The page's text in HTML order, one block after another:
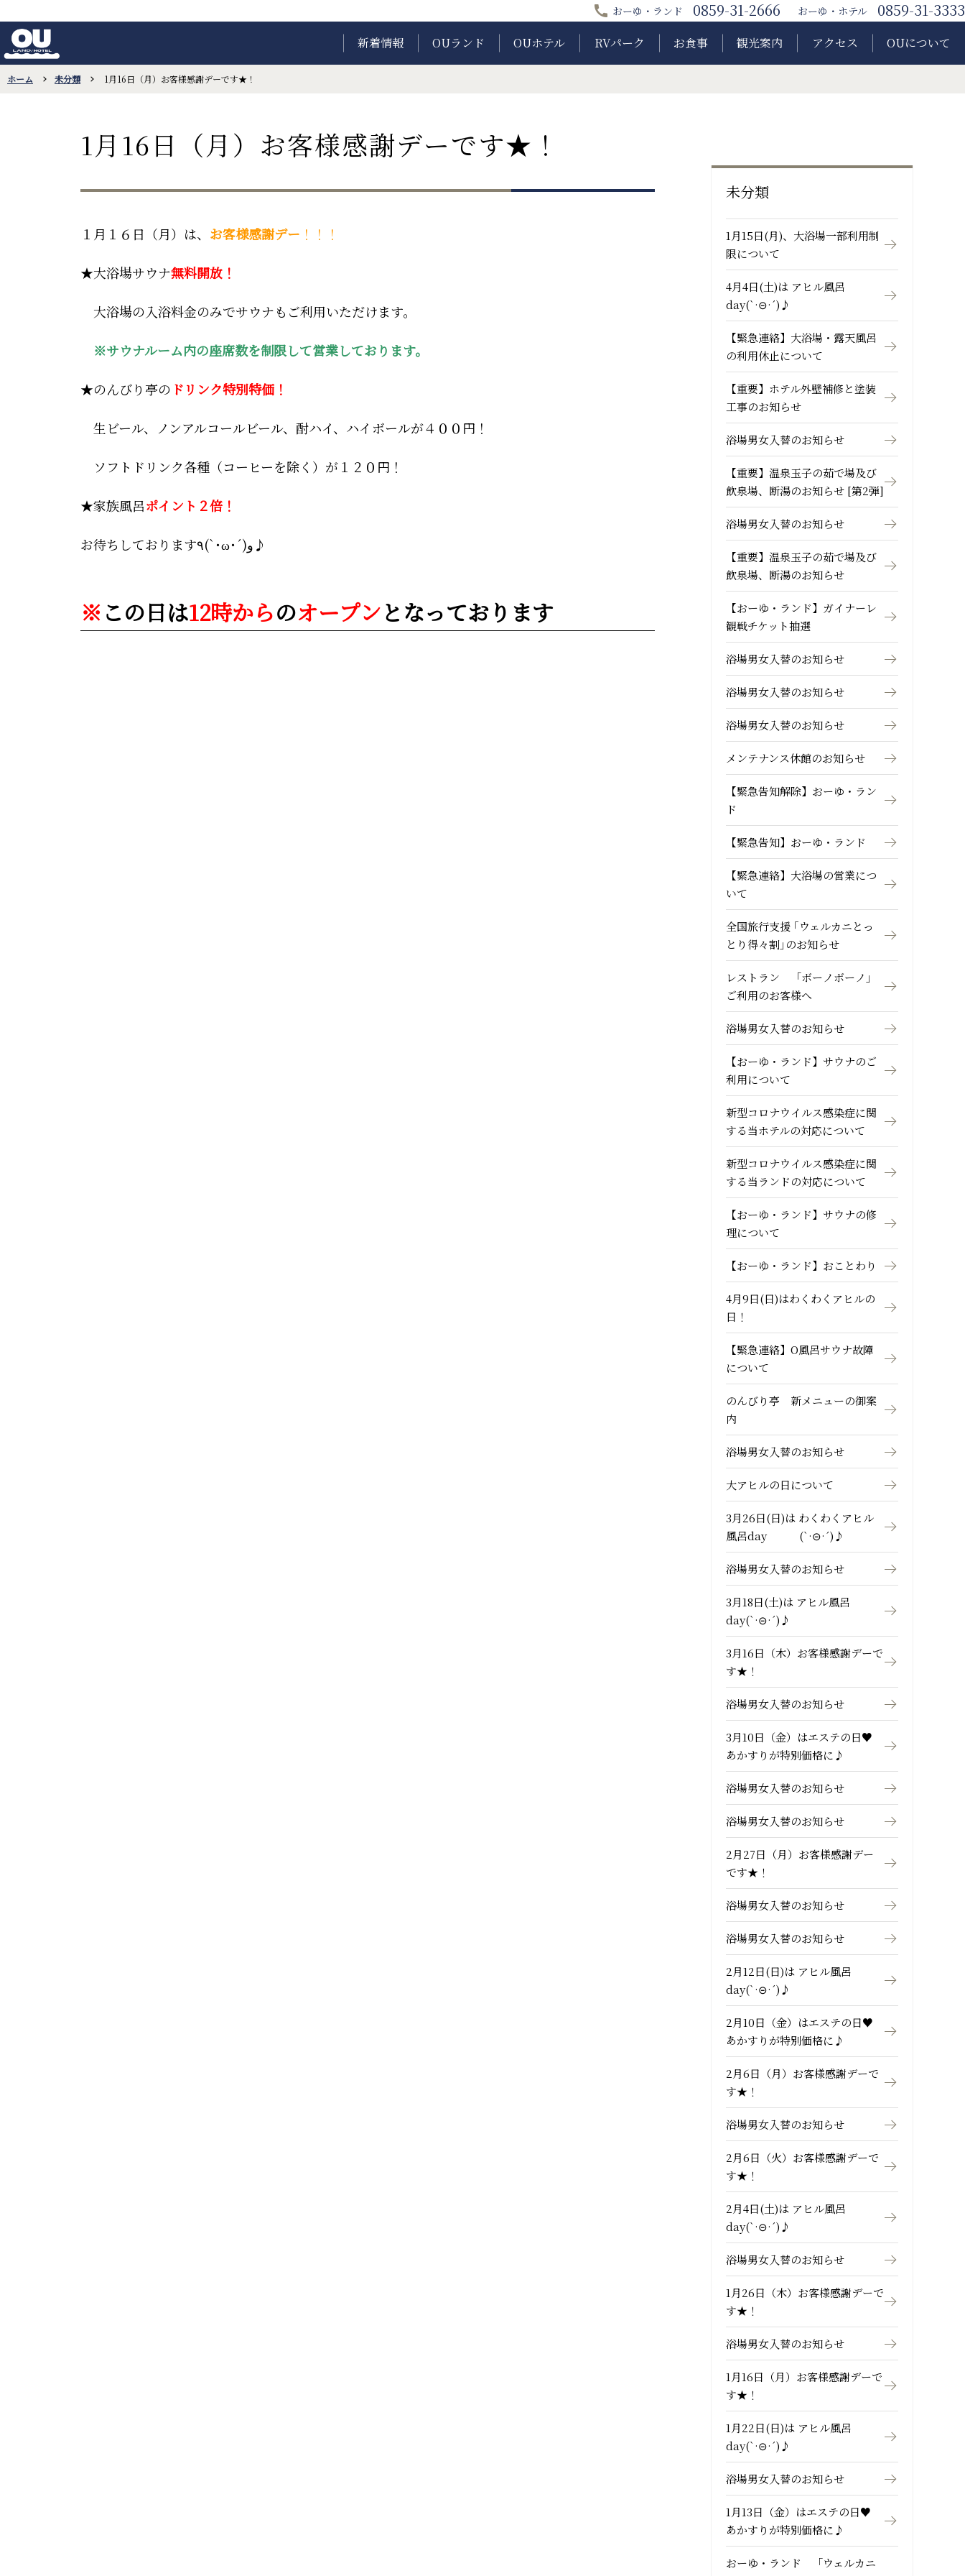
call おーゆ・ランド 0859-31-2666 おーゆ・ホテル 0859-31-3333
新着情報 OUランド OUホテル RVパーク お食事 観光案内 アクセス OUについて
ホーム 未分類 1月16日（月）お客様感謝デーです★！
1月16日（月）お客様感謝デーです★！
１月１６日（月）は、 お客様感謝デー ！！！
★大浴場サウナ無料開放 ！
大浴場の入浴料金のみでサウナもご利用いただけます。
※サウナルーム内の座席数を制限して営業しております。
★のんびり亭の ドリンク特別特価！
生ビール、ノンアルコールビール、酎ハイ、ハイボールが４０ ０円！
ソフトドリンク各種（コーヒーを除く）が１２０円！
★家族風呂ポイント２倍！
お待ちしております ٩(`･ω･´)و ♪
※ この日は12時からのオープンとなっております
未分類
1月15日(月)、大浴場一部利用制
限について
4月4日(土)は アヒル風呂
day(`·⊝·´)♪
【緊急連絡】大浴場・露天風呂
の利用休止について
【重要】ホテル外壁補修と塗装
工事のお知らせ
浴場男女入替のお知らせ
【重要】温泉玉子の茹で場及び
飲泉場、断湯のお知らせ [第2弾]
浴場男女入替のお知らせ
【重要】温泉玉子の茹で場及び
飲泉場、断湯のお知らせ
【おーゆ・ランド】ガイナーレ
観戦チケット抽選
浴場男女入替のお知らせ
浴場男女入替のお知らせ
浴場男女入替のお知らせ
メンテナンス休館のお知らせ
【緊急告知解除】おーゆ・ラン
ド
【緊急告知】おーゆ・ランド
【緊急連絡】大浴場の営業につ
いて
全国旅行支援 ｢ウェルカニとっ
とり得々割｣のお知らせ
レストラン 「ボーノボーノ」
ご利用のお客様へ
浴場男女入替のお知らせ
【おーゆ・ランド】サウナのご
利用について
新型コロナウイルス感染症に関
する当ホテルの対応について
新型コロナウイルス感染症に関
する当ランドの対応について
【おーゆ・ランド】サウナの修
理について
【おーゆ・ランド】おことわり
4月9日(日)はわくわくアヒルの
日！
【緊急連絡】O風呂サウナ故障
について
のんびり亭 新メニューの御案
内
浴場男女入替のお知らせ
大アヒルの日について
3月26日(日)は わくわくアヒル
風呂day (`·⊝·´)♪
浴場男女入替のお知らせ
3月18日(土)は アヒル風呂
day(`·⊝·´)♪
3月16日（木）お客様感謝デーで
す★！
浴場男女入替のお知らせ
3月10日（金）はエステの日♥
あかすりが特別価格に♪
浴場男女入替のお知らせ
浴場男女入替のお知らせ
2月27日（月）お客様感謝デー
です★！
浴場男女入替のお知らせ
浴場男女入替のお知らせ
2月12日(日)は アヒル風呂
day(`·⊝·´)♪
2月10日（金）はエステの日♥
あかすりが特別価格に♪
2月6日（月）お客様感謝デーで
す★！
浴場男女入替のお知らせ
2月6日（火）お客様感謝デーで
す★！
2月4日(土)は アヒル風呂
day(`·⊝·´)♪
浴場男女入替のお知らせ
1月26日（木）お客様感謝デーで
す★！
浴場男女入替のお知らせ
1月16日（月）お客様感謝デーで
す★！
1月22日(日)は アヒル風呂
day(`·⊝·´)♪
浴場男女入替のお知らせ
1月13日（金）はエステの日♥
あかすりが特別価格に♪
おーゆ・ランド 「ウェルカニ